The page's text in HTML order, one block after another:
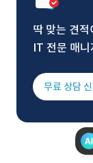
딱 맞는 견
IT 전문 매
무료 상담